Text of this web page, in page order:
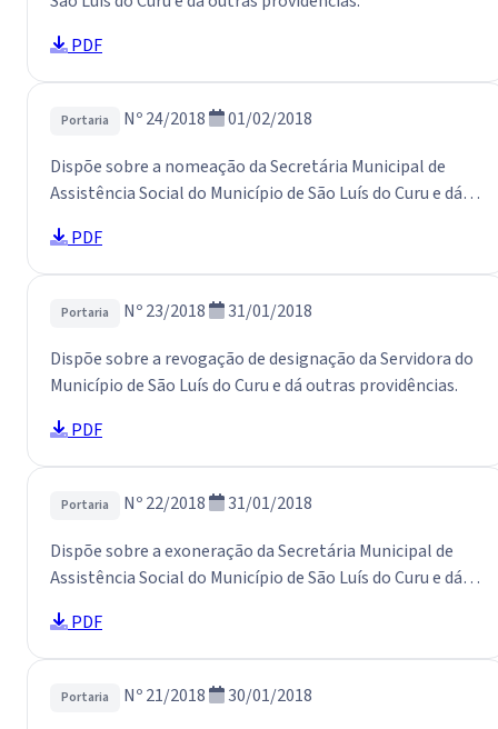
PDF
Portaria Nº 24/2018
01/02/2018
Dispõe sobre a nomeação da Secretária Municipal de
Assistência Social do Município de São Luís do Curu e dá
PDF
Portaria Nº 23/2018
31/01/2018
Dispõe sobre a revogação de designação da Servidora do
Município de São Luís do Curu e dá outras providências.
PDF
Portaria Nº 22/2018
31/01/2018
Dispõe sobre a exoneração da Secretária Municipal de
Assistência Social do Município de São Luís do Curu e dá
PDF
Portaria Nº 21/2018
30/01/2018